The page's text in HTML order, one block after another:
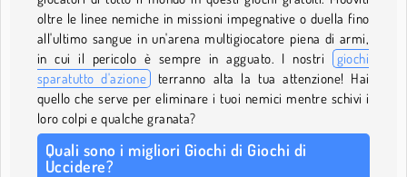
oltre le linee nemiche in missioni impegnative o duella fino
all'ultimo sangue in un'arena multigiocatore piena di armi,
in cui il pericolo è sempre in agguato. I nostri
giochi
sparatutto d'azione
terranno alta la tua attenzione! Hai
quello che serve per eliminare i tuoi nemici mentre schivi i
loro colpi e qualche granata?
Quali sono i migliori Giochi di Giochi di
Uccidere?